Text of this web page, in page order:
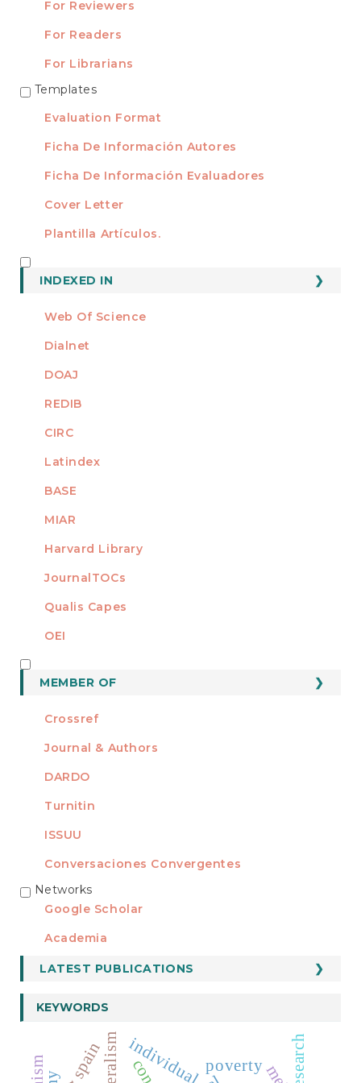
For Reviewers
For Readers
For Librarians
TEMPLATES
Templates
Evaluation Format
Ficha De Información Autores
Ficha De Información Evaluadores
Cover Letter
Plantilla Artículos.
INDEXED IN
Web Of Science
Dialnet
DOAJ
REDIB
CIRC
Latindex
BASE
MIAR
Harvard Library
JournalTOCs
Qualis Capes
OEI
MEMBER OF
Crossref
Journal & Authors
DARDO
Turnitin
ISSUU
Conversaciones Convergentes
REDES
Networks
Google Scholar
Academia
LATEST PUBLICATIONS
KEYWORDS
individual poverty research
spain